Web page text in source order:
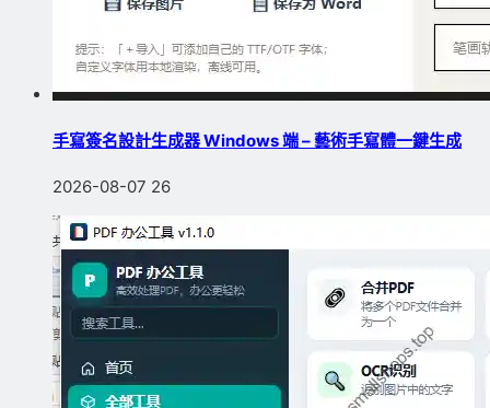
手寫簽名設計生成器 Windows 端 – 藝術手寫體一鍵生成
2026-08-07 26